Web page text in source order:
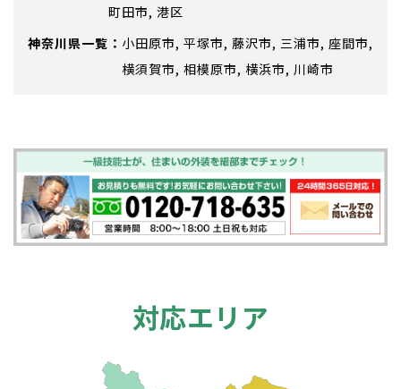
町田市 港区
神奈川県
小田原市 平塚市 藤沢市 三浦市 座間市
横須賀市 相模原市 横浜市 川崎市
対応エリア